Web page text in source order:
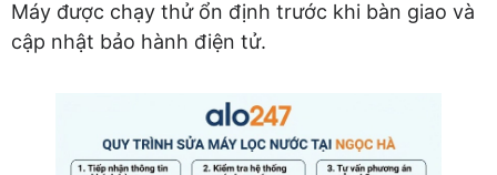
Máy được chạy thử ổn định trước khi bàn giao và
cập nhật bảo hành điện tử.